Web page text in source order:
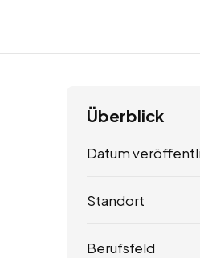
Überblick
Datum
Standort
Berufsfeld